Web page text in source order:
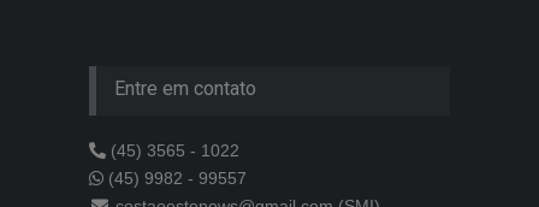
Entre em contato
(45) 3565 - 1022
(45) 9982 - 99557